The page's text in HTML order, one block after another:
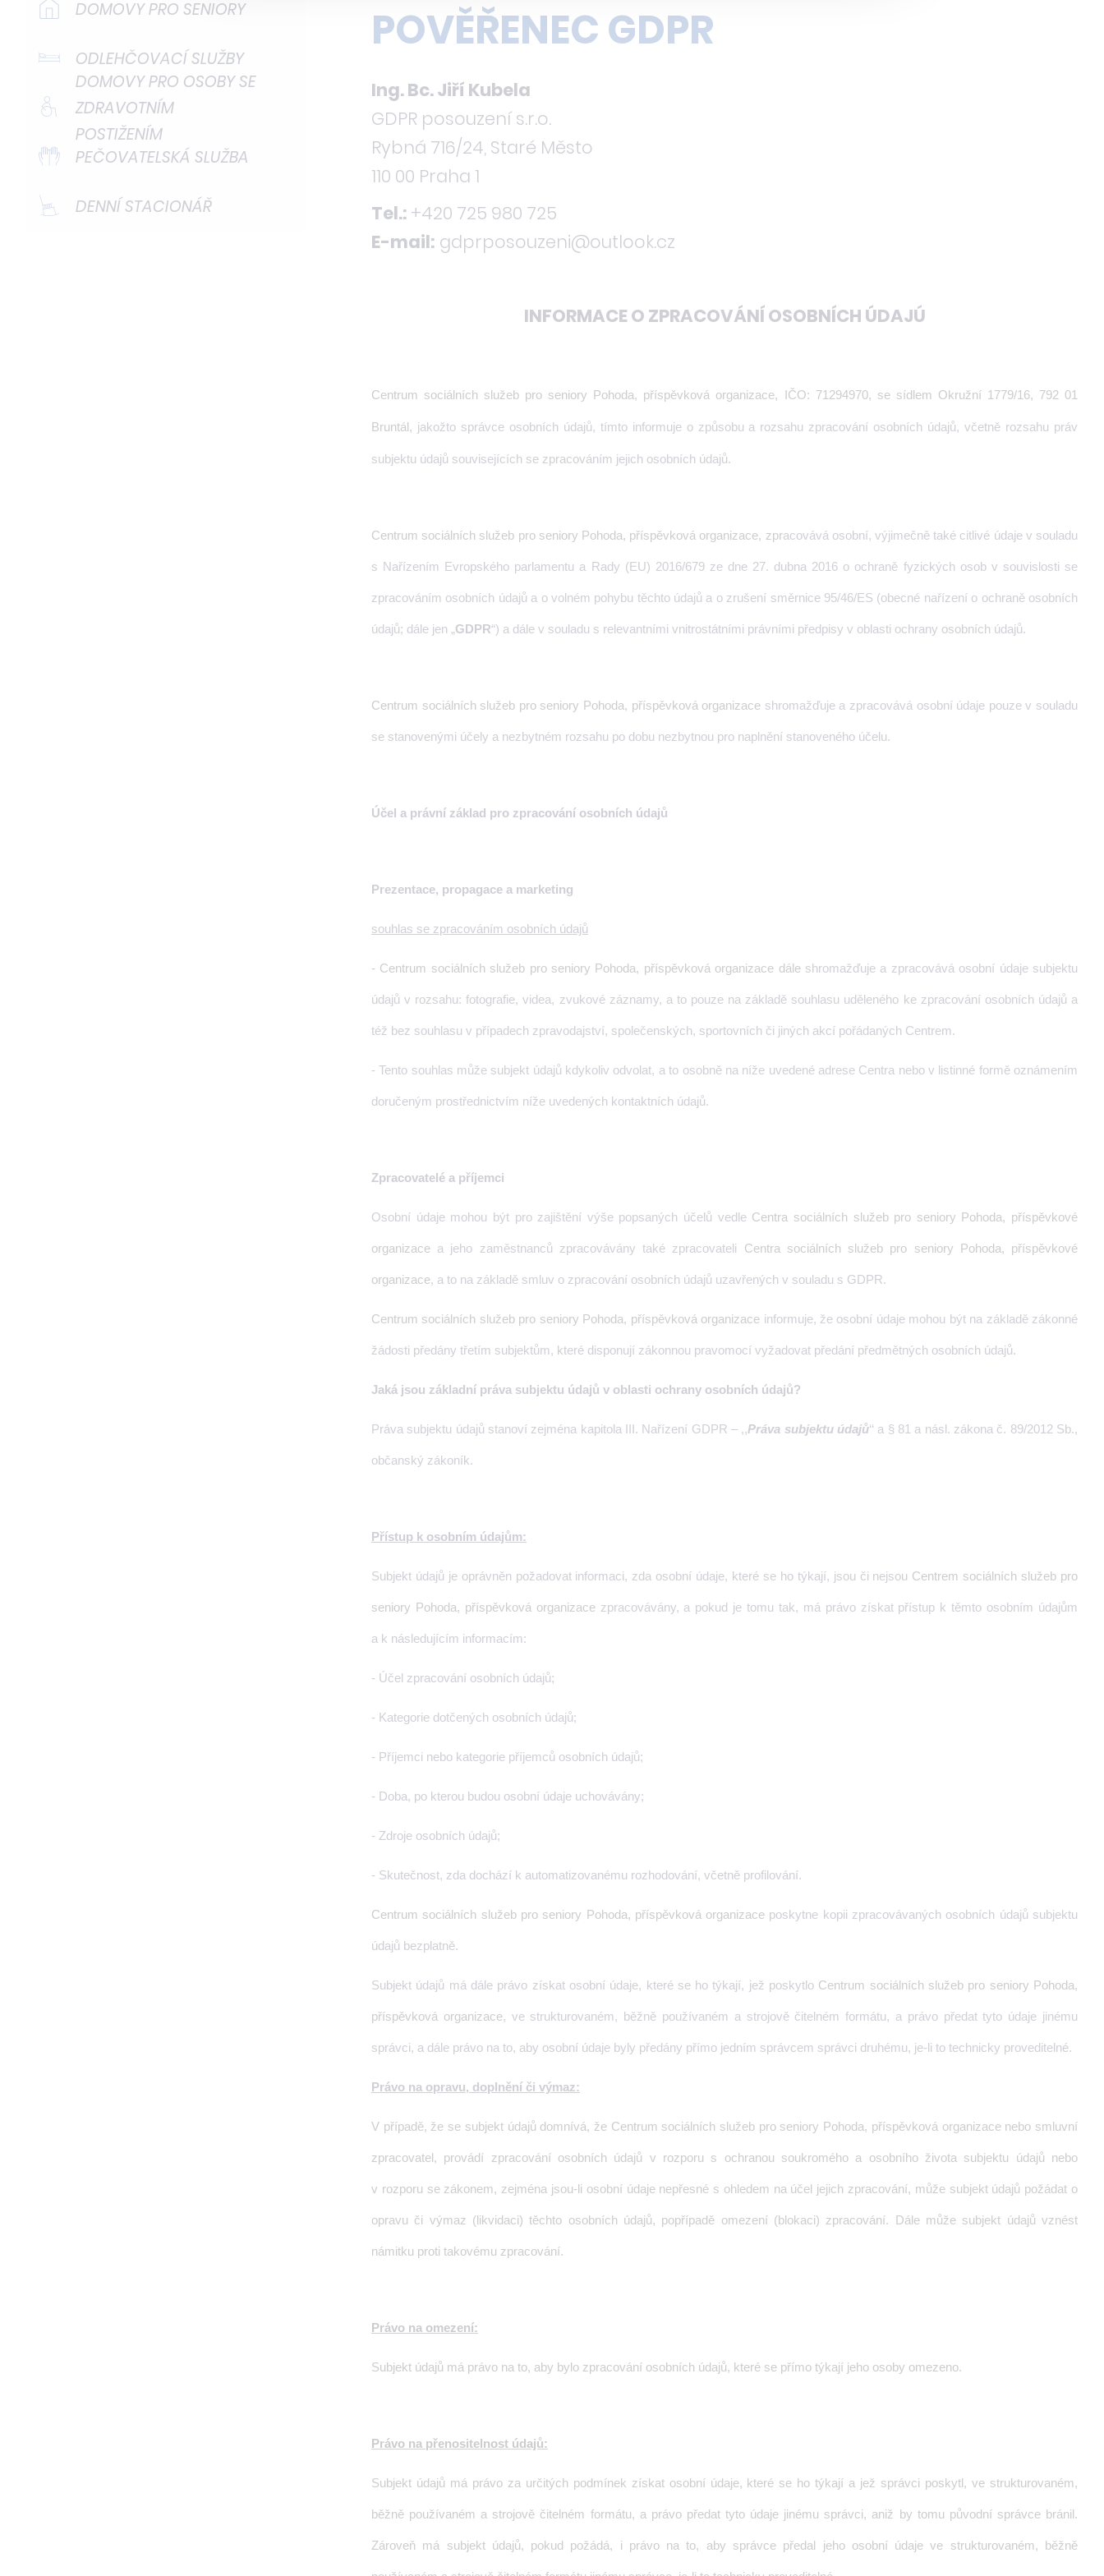
DOMOVY PRO SENIORY
ODLEHČOVACÍ SLUŽBY
DOMOVY PRO OSOBY SE
ZDRAVOTNÍM
POSTIŽENÍM
PEČOVATELSKÁ SLUŽBA
DENNÍ STACIONÁŘ
POVĚŘENEC GDPR
Ing. Bc. Jiří Kubela
GDPR posouzení s.r.o.
Rybná 716/24, Staré Město
110 00 Praha 1
Tel.: +420 725 980 725
E-mail: gdprposouzeni@outlook.cz
INFORMACE O ZPRACOVÁNÍ OSOBNÍCH ÚDAJÚ
Centrum sociálních služeb pro seniory Pohoda, příspěvková organizace, IČO: 71294970, se sídlem Okružní 1779/16, 792 01
Bruntál, jakožto správce osobních údajů, tímto informuje o způsobu a rozsahu zpracování osobních údajů, včetně rozsahu práv
subjektu údajů souvisejících se zpracováním jejich osobních údajů.
Centrum sociálních služeb pro seniory Pohoda, příspěvková organizace, zpracovává osobní, výjimečně také citlivé údaje v souladu
s Nařízením Evropského parlamentu a Rady (EU) 2016/679 ze dne 27. dubna 2016 o ochraně fyzických osob v souvislosti se
zpracováním osobních údajů a o volném pohybu těchto údajů a o zrušení směrnice 95/46/ES (obecné nařízení o ochraně osobních
údajů; dále jen „GDPR“) a dále v souladu s relevantními vnitrostátními právními předpisy v oblasti ochrany osobních údajů.
Centrum sociálních služeb pro seniory Pohoda, příspěvková organizace shromažďuje a zpracovává osobní údaje pouze v souladu
se stanovenými účely a nezbytném rozsahu po dobu nezbytnou pro naplnění stanoveného účelu.
Účel a právní základ pro zpracování osobních údajů
Prezentace, propagace a marketing
souhlas se zpracováním osobních údajů
- Centrum sociálních služeb pro seniory Pohoda, příspěvková organizace dále shromažďuje a zpracovává osobní údaje subjektu
údajů v rozsahu: fotografie, videa, zvukové záznamy, a to pouze na základě souhlasu uděleného ke zpracování osobních údajů a
též bez souhlasu v případech zpravodajství, společenských, sportovních či jiných akcí pořádaných Centrem.
- Tento souhlas může subjekt údajů kdykoliv odvolat, a to osobně na níže uvedené adrese Centra nebo v listinné formě oznámením
doručeným prostřednictvím níže uvedených kontaktních údajů.
Zpracovatelé a příjemci
Osobní údaje mohou být pro zajištění výše popsaných účelů vedle Centra sociálních služeb pro seniory Pohoda, příspěvkové
organizace a jeho zaměstnanců zpracovávány také zpracovateli Centra sociálních služeb pro seniory Pohoda, příspěvkové
organizace, a to na základě smluv o zpracování osobních údajů uzavřených v souladu s GDPR.
Centrum sociálních služeb pro seniory Pohoda, příspěvková organizace informuje, že osobní údaje mohou být na základě zákonné
žádosti předány třetím subjektům, které disponují zákonnou pravomocí vyžadovat předání předmětných osobních údajů.
Jaká jsou základní práva subjektu údajů v oblasti ochrany osobních údajů?
Práva subjektu údajů stanoví zejména kapitola III. Nařízení GDPR – ,,Práva subjektu údajů‘‘ a § 81 a násl. zákona č. 89/2012 Sb.,
občanský zákoník.
Přístup k osobním údajům:
Subjekt údajů je oprávněn požadovat informaci, zda osobní údaje, které se ho týkají, jsou či nejsou Centrem sociálních služeb pro
seniory Pohoda, příspěvková organizacezpracovávány, a pokud je tomu tak, má právo získat přístup k těmto osobním údajům
a k následujícím informacím:
- Účel zpracování osobních údajů;
- Kategorie dotčených osobních údajů;
- Příjemci nebo kategorie příjemců osobních údajů;
- Doba, po kterou budou osobní údaje uchovávány;
- Zdroje osobních údajů;
- Skutečnost, zda dochází k automatizovanému rozhodování, včetně profilování.
Centrum sociálních služeb pro seniory Pohoda, příspěvková organizace poskytne kopii zpracovávaných osobních údajů subjektu
údajů bezplatně.
Subjekt údajů má dále právo získat osobní údaje, které se ho týkají, jež poskytlo Centrum sociálních služeb pro seniory Pohoda,
příspěvková organizace, ve strukturovaném, běžně používaném a strojově čitelném formátu, a právo předat tyto údaje jinému
správci, a dále právo na to, aby osobní údaje byly předány přímo jedním správcem správci druhému, je-li to technicky proveditelné.
Právo na opravu, doplnění či výmaz:
V případě, že se subjekt údajů domnívá, že Centrum sociálních služeb pro seniory Pohoda, příspěvková organizace nebo smluvní
zpracovatel, provádí zpracování osobních údajů v rozporu s ochranou soukromého a osobního života subjektu údajů nebo
v rozporu se zákonem, zejména jsou-li osobní údaje nepřesné s ohledem na účel jejich zpracování, může subjekt údajů požádat o
opravu či výmaz (likvidaci) těchto osobních údajů, popřípadě omezení (blokaci) zpracování. Dále může subjekt údajů vznést
námitku proti takovému zpracování.
Právo na omezení:
Subjekt údajů má právo na to, aby bylo zpracování osobních údajů, které se přímo týkají jeho osoby omezeno.
Právo na přenositelnost údajů:
Subjekt údajů má právo za určitých podmínek získat osobní údaje, které se ho týkají a jež správci poskytl, ve strukturovaném,
běžně používaném a strojově čitelném formátu, a právo předat tyto údaje jinému správci, aniž by tomu původní správce bránil.
Zároveň má subjekt údajů, pokud požádá, i právo na to, aby správce předal jeho osobní údaje ve strukturovaném, běžně